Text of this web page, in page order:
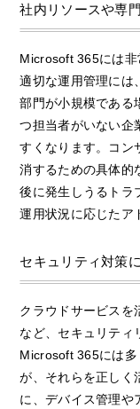
社内リソースや専
Microsoft 365には非
適切な運用管理には
部門が小規模である
つ担当者がいない企
すくなります。コン
消するための具体的
後に発生しうるトラ
運用状況に応じたア
セキュリティ対策
クラウドサービスを
など、セキュリティ
Microsoft 365には多
が、それらを正しく
に、デバイス管理や